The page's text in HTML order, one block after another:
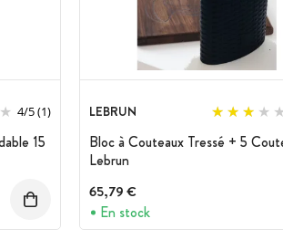
4/5(1)
15
LEBRUN
Bloc à Couteaux Tressé + 5
Lebrun
65,79 €
En stock